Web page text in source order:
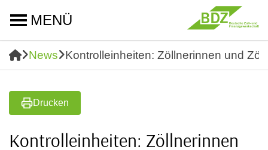
MENÜ
News Kontrolleinheiten: Zöllnerinnen und
Drucken
Kontrolleinheiten: Zöllnerinnen